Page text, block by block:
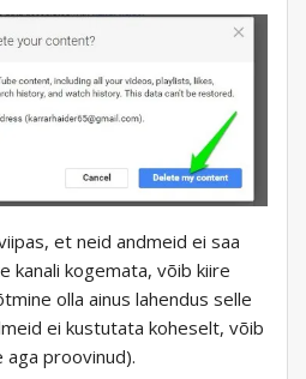
et neid andmeid ei saa
kanali kogemata, võib kiire
olla ainus lahendus selle
ei kustutata koheselt, võib
proovinud).